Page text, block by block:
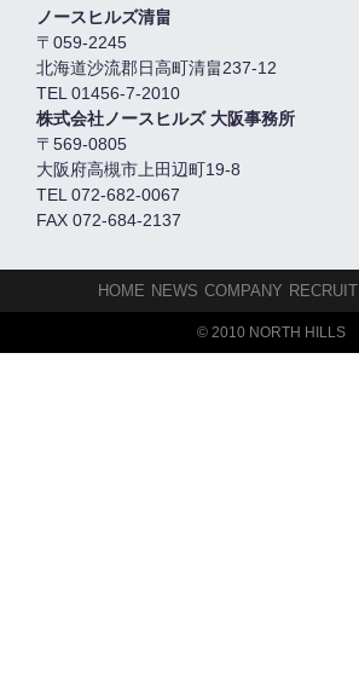
ノースヒルズ清畠
〒059-2245
北海道沙流郡日高町清畠237-12
TEL 01456-7-2010
株式会社ノースヒルズ 大阪事務所
〒569-0805
大阪府高槻市上田辺町19-8
TEL 072-682-0067
FAX 072-684-2137
HOME NEWS COMPANY RECRUIT
© 2010 NORTH HILLS